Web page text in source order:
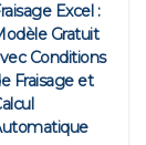
Excel :
Gratuit
Conditions
Fraisage et